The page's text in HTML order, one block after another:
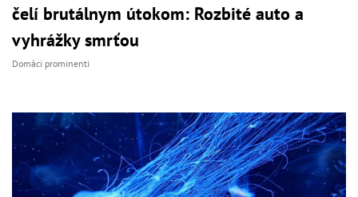
čelí brutálnym útokom: Rozbité auto a
vyhrážky smrťou
Domáci prominenti